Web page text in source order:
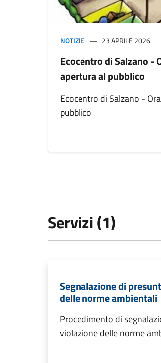
NOTIZIE 23 APRILE 2026
Ecocentro di Salzano -
apertura al pubblico
Ecocentro di Salzano -
pubblico
Servizi (1)
Segnalazione di
delle norme ambientali
Procedimento di
violazione delle norme